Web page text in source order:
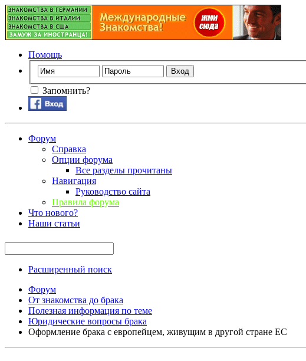
Помощь
Запомнить?
Форум
Справка
Опции форума
Все разделы прочитаны
Навигация
Руководство сайта
Правила форума
Что нового?
Наши статьи
Расширенный поиск
Форум
От знакомства до брака
Полезная информация по теме
Юридические вопросы брака
Оформление брака с европейцем, живущим в другой стране ЕС